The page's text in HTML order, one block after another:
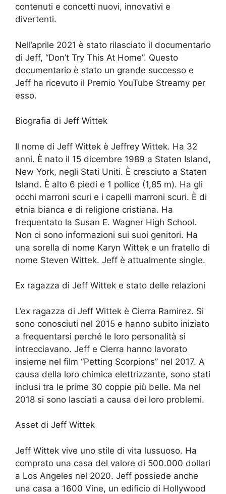
contenuti e concetti nuovi, innovativi e
divertenti.
Nell’aprile 2021 è stato rilasciato il documentario
di Jeff, “Don’t Try This At Home”. Questo
documentario è stato un grande successo e
Jeff ha ricevuto il Premio YouTube Streamy per
esso.
Biografia di Jeff Wittek
Il nome di Jeff Wittek è Jeffrey Wittek. Ha 32
anni. È nato il 15 dicembre 1989 a Staten Island,
New York, negli Stati Uniti. È cresciuto a Staten
Island. È alto 6 piedi e 1 pollice (1,85 m). Ha gli
occhi marroni scuri e i capelli marroni scuri. È di
etnia bianca e di religione cristiana. Ha
frequentato la Susan E. Wagner High School.
Non ci sono informazioni sui suoi genitori. Ha
una sorella di nome Karyn Wittek e un fratello di
nome Steven Wittek. Jeff è attualmente single.
Ex ragazza di Jeff Wittek e stato delle relazioni
L’ex ragazza di Jeff Wittek è Cierra Ramirez. Si
sono conosciuti nel 2015 e hanno subito iniziato
a frequentarsi perché le loro personalità si
intrecciavano. Jeff e Cierra hanno lavorato
insieme nel film “Petting Scorpions” nel 2017. A
causa della loro chimica elettrizzante, sono stati
inclusi tra le prime 30 coppie più belle. Ma nel
2018 si sono lasciati a causa dei loro problemi.
Asset di Jeff Wittek
Jeff Wittek vive uno stile di vita lussuoso. Ha
comprato una casa del valore di 500.000 dollari
a Los Angeles nel 2020. Jeff possiede anche
una casa a 1600 Vine, un edificio di Hollywood